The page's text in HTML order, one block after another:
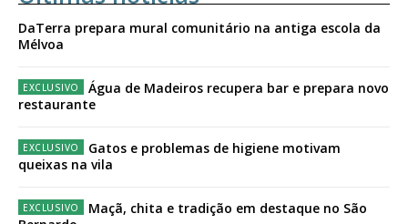
DaTerra prepara mural comunitário na antiga escola da
Mélvoa
Água de Madeiros recupera bar e prepara novo
restaurante
Gatos e problemas de higiene motivam
queixas na vila
Maçã, chita e tradição em destaque no São